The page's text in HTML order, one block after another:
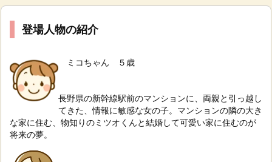
登場人物の紹介
ミコちゃん ５歳
長野県の新幹線駅前のマンションに、両親と引っ越し
てきた、情報に敏感な女の子。 マンションの隣の大き
な家に住む、物知りのミツオくんと結婚して可愛い家に住むのが
将来の夢。